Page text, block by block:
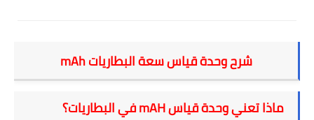
شرح وحدة قياس سعة البطاريات mAh
ماذا تعني وحدة قياسmAHفي البطاريات؟